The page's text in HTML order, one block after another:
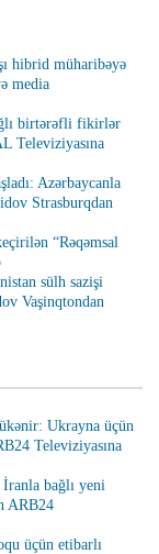
hibrid müharibəyə
media
birtərəfli fikirlər
Televiziyasına
Azərbaycanla
Strasburqdan
“Rəqəmsal
sülh sazişi
Vaşinqtondan
Ukrayna üçün
Televiziyasına
bağlı yeni
ARB24
üçün etibarlı